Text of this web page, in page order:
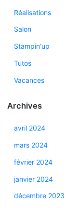
Réalisations
Salon
Stampin'up
Tutos
Vacances
Archives
avril 2024
mars 2024
février 2024
janvier 2024
décembre 2023